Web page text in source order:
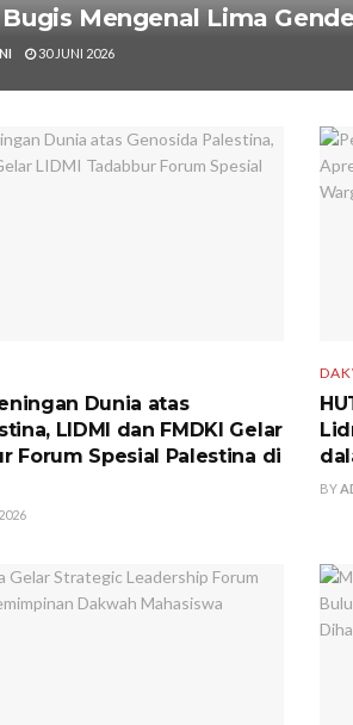
Mengenal Lima
30 JUNI 2026
Dunia atas
LIDMI dan FMDKI Gelar
Forum Spesial Palestina di
BY